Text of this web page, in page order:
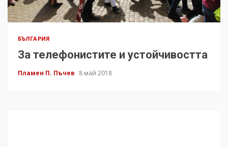
БЪЛГАРИЯ
За телефонистите и устойчивостта
Пламен П. Пъчев 8 май 2018